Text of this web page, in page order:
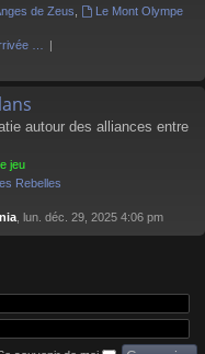
de Zeus
Le Mont Olympe
…
autour des alliances entre
jeu
Rebelles
, lun. déc. 29, 2025 4:06 pm